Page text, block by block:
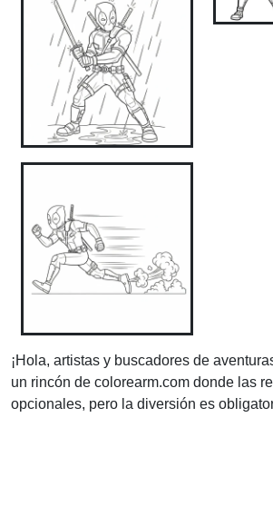
¡Hola, artistas y buscadores de
un rincón de colorearm.com donde las
opcionales, pero la diversión es